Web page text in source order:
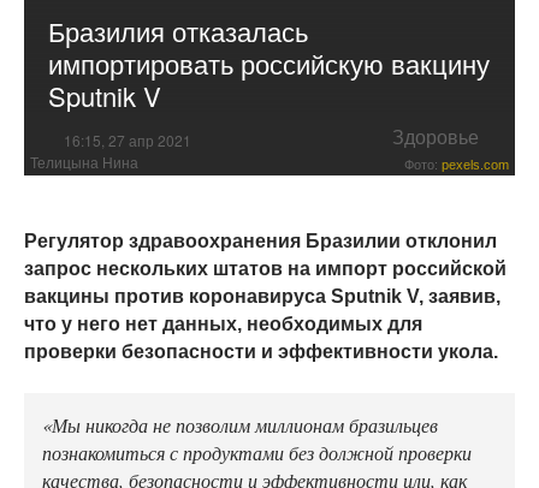
Бразилия отказалась
импортировать российскую вакцину
Sputnik V
16:15, 27 апр 2021 Здоровье
Телицына Нина Фото: pexels.com
Регулятор здравоохранения Бразилии отклонил
запрос нескольких штатов на импорт российской
вакцины против коронавируса Sputnik V, заявив,
что у него нет данных, необходимых для
проверки безопасности и эффективности укола.
«Мы никогда не позволим миллионам бразильцев
познакомиться с продуктами без должной проверки
качества, безопасности и эффективности или, как